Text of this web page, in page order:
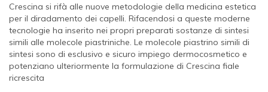
Crescina si rifà alle nuove metodologie della medicina estetica
per il diradamento dei capelli. Rifacendosi a queste moderne
tecnologie ha inserito nei propri preparati sostanze di sintesi
simili alle molecole piastriniche. Le molecole piastrino simili di
sintesi sono di esclusivo e sicuro impiego dermocosmetico e
potenziano ulteriormente la formulazione di Crescina fiale
ricrescita